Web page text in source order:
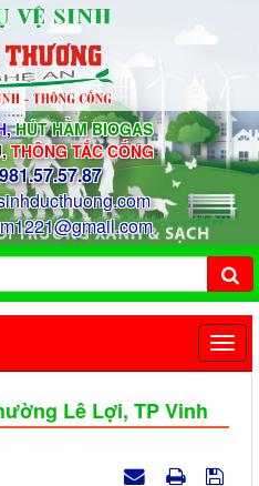
HÚT HẦM BIOGAS
THÔNG TẮC CỐNG
Lê Lợi, TP Vinh